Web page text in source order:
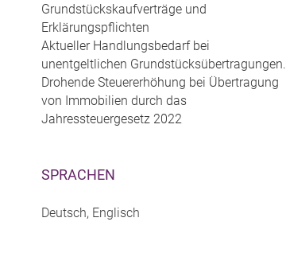
Grundstückskaufverträge und
Erklärungspflichten
Aktueller Handlungsbedarf bei
unentgeltlichen Grundstücksübertragungen.
Drohende Steuererhöhung bei Übertragung
von Immobilien durch das
Jahressteuergesetz 2022
SPRACHEN
Deutsch, Englisch